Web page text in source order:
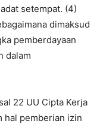
setempat. (4)
dimaksud
pemberdayaan
dalam
22 UU Cipta Kerja
hal pemberian izin